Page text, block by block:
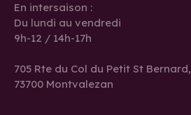
En intersaison :
Du lundi au vendredi
9h-12 / 14h-17h
705 Rte du Col du Petit St Bernard,
73700 Montvalezan